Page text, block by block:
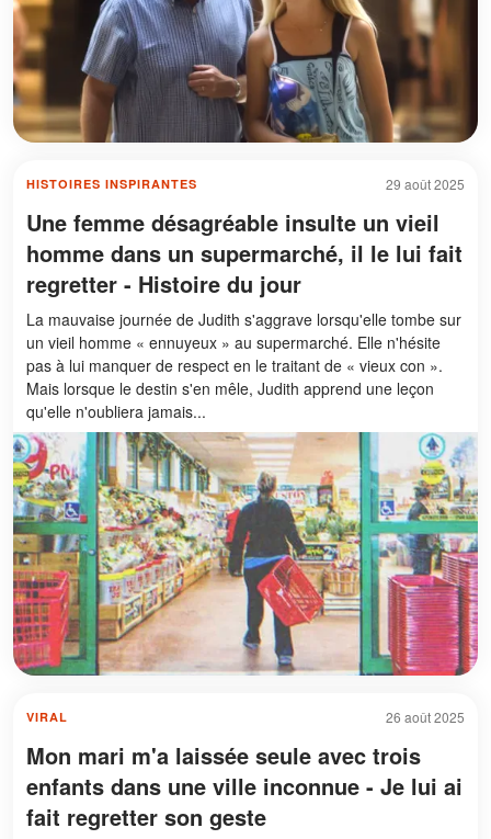
29 août 2025
HISTOIRES INSPIRANTES
Une femme désagréable insulte un vieil
homme dans un supermarché, il le lui fait
regretter - Histoire du jour
La mauvaise journée de Judith s'aggrave lorsqu'elle tombe sur
un vieil homme « ennuyeux » au supermarché. Elle n'hésite
pas à lui manquer de respect en le traitant de « vieux con ».
Mais lorsque le destin s'en mêle, Judith apprend une leçon
qu'elle n'oubliera jamais...
26 août 2025
VIRAL
Mon mari m'a laissée seule avec trois
enfants dans une ville inconnue - Je lui ai
fait regretter son geste